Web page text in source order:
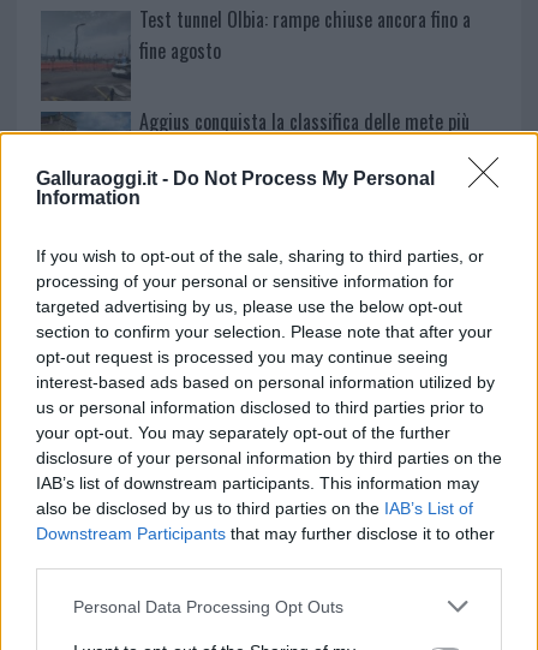
Galluraoggi.it - Do Not Process My Personal
Information
If you wish to opt-out of the sale, sharing to third parties, or
processing of your personal or sensitive information for
targeted advertising by us, please use the below opt-out
section to confirm your selection. Please note that after your
opt-out request is processed you may continue seeing
interest-based ads based on personal information utilized by
us or personal information disclosed to third parties prior to
your opt-out. You may separately opt-out of the further
disclosure of your personal information by third parties on the
IAB’s list of downstream participants. This information may
also be disclosed by us to third parties on the IAB’s List of
Downstream Participants that may further disclose it to other
Please note that this website/app uses one or more Google
Personal Data Processing Opt Outs
Test tunnel Olbia: rampe chiuse ancora fino a
fine agosto
Aggius conquista la classifica delle mete più
NECROLOGIE
Mario Malu